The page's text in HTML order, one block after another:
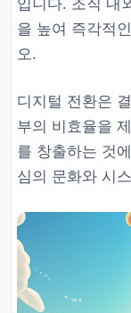
을 높여 즉각적
오.
디지털 전환은
부의 비효율을
를 창출하는 것
심의 문화와 시